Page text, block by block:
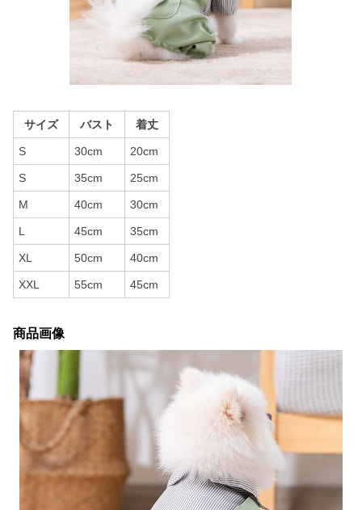
サイズ バスト 着丈
S 30cm 20cm
S 35cm 25cm
M 40cm 30cm
L 45cm 35cm
XL 50cm 40cm
XXL 55cm 45cm
商品画像